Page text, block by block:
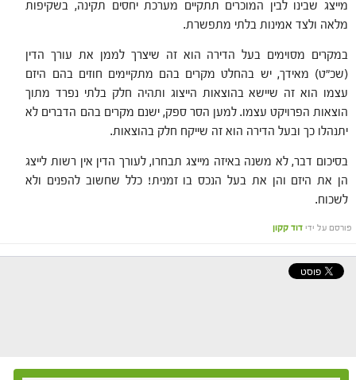
מייצג שבינו לבין המוכרים תתקיים מערכת יחסים תקינה, בשקיפות
מלאה ולצד אמינות בלתי מתפשרת.
במקרים מסוימים בעל הדירה הוא זה שיצרך לממן את עורך הדין
(שכ"ט) מאידך, יש בהחלט מקרים בהם מתקיימים חוזים בהם היזם
עצמו הוא זה שיישא בהוצאות הייצוג ותהיה חלק בלתי נפרד מתוך
הוצאות הפרויקט עצמו. למען הסר ספק, ישנם מקרים בהם הדברים לא
יתנהלו כך ובעל הדירה הוא זה שייקח חלק בהוצאות.
בסיכום דבר, לא משנה באיזה מייצג תבחרו, לעורך הדין אין רשות לייצג
הן את היזם והן את בעל הנכס בו זמנית! כלל שחשוב להפנים ולא
לשכוח.
פורסם על ידי דוד קקון